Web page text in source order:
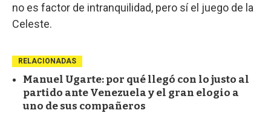
no es factor de intranquilidad, pero sí el juego de la
Celeste.
RELACIONADAS
Manuel Ugarte: por qué llegó con lo justo al
partido ante Venezuela y el gran elogio a
uno de sus compañeros